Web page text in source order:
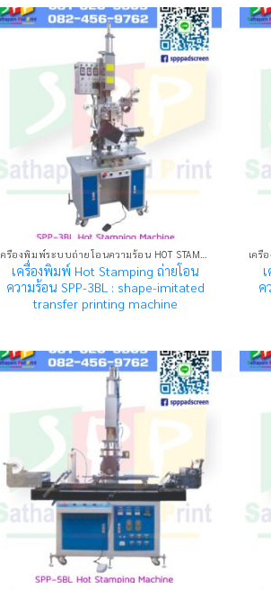
เครื่องพิมพ์ระบบถ่ายโอนความร้อน HOT STAMPING MACHINE
เครื่องพิมพ์ Hot Stamping ถ่ายโอน
ความร้อน SPP-3BL : shape-imitated
transfer printing machine
ค